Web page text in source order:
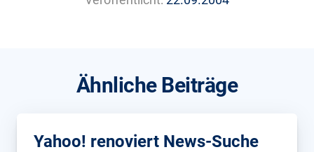
Ähnliche Beiträge
Yahoo! renoviert News-Suche